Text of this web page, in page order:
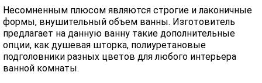
Несомненным плюсом являются строгие и лаконичные
формы, внушительный объем ванны. Изготовитель
предлагает на данную ванну такие дополнительные
опции, как душевая шторка, полиуретановые
подголовники разных цветов для любого интерьера
ванной комнаты.